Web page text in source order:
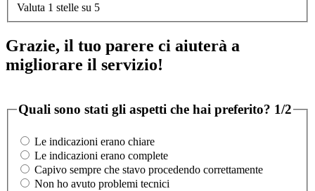
Valuta 1 stelle su 5
Grazie, il tuo parere ci aiuterà a
migliorare il servizio!
Quali sono stati gli aspetti che hai preferito? 1/2
Le indicazioni erano chiare
Le indicazioni erano complete
Capivo sempre che stavo procedendo correttamente
Non ho avuto problemi tecnici